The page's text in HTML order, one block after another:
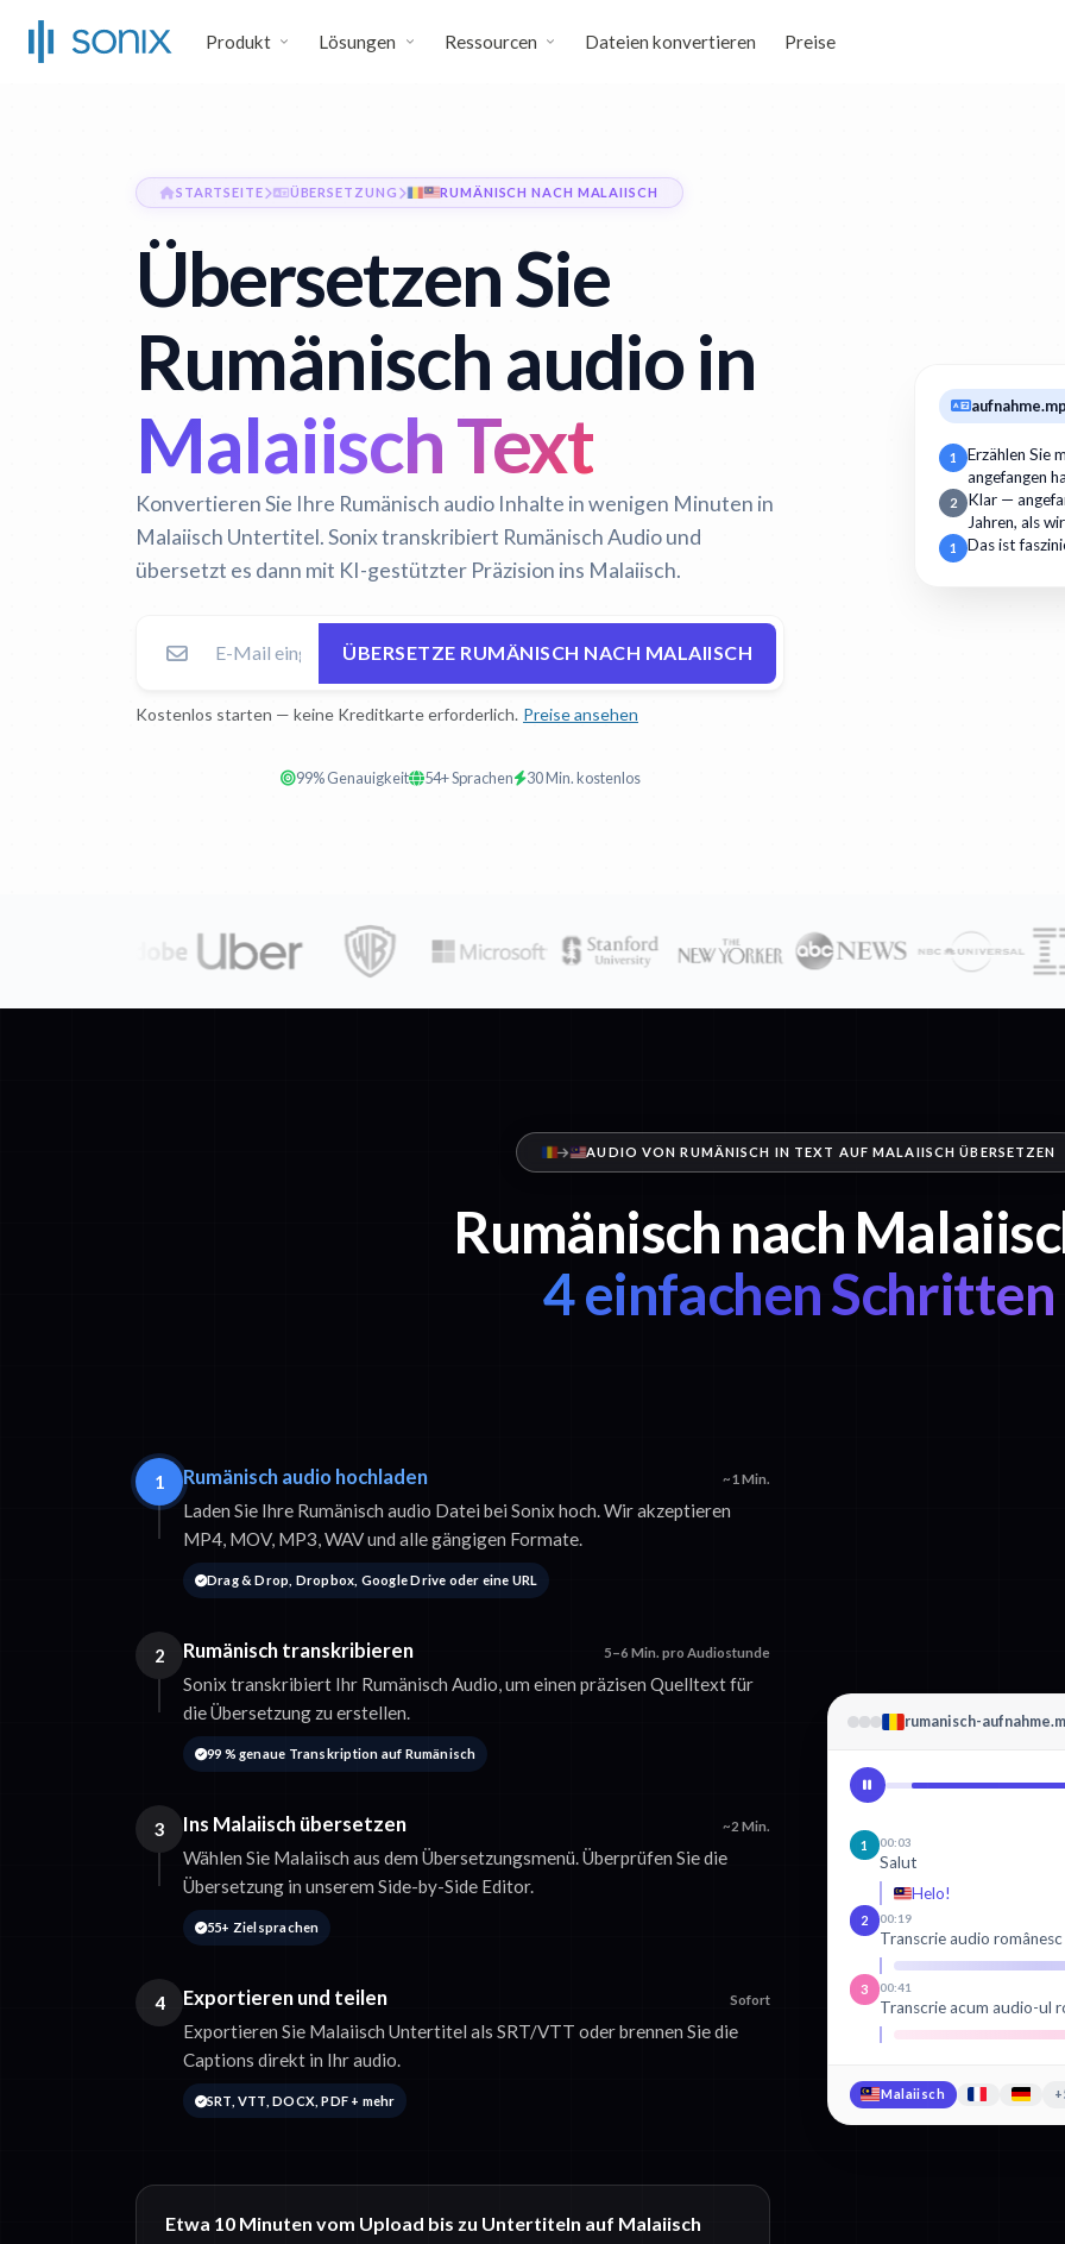
Produkt Lösungen Ressourcen Dateien konvertieren Preise
STARTSEITE ÜBERSETZUNG RUMÄNISCH NACH MALAIISCH
Übersetzen Sie
Rumänisch audio in
Malaiisch Text
Konvertieren Sie Ihre Rumänisch audio Inhalte in wenigen Minuten in
Malaiisch Untertitel. Sonix transkribiert Rumänisch Audio und
übersetzt es dann mit KI-gestützter Präzision ins Malaiisch.
ÜBERSETZE RUMÄNISCH NACH MALAIISCH
Kostenlos starten — keine Kreditkarte erforderlich. Preise ansehen
99% Genauigkeit 54+ Sprachen 30 Min. kostenlos
1
Erzählen Sie
angefangen
2
Klar —
Jahren, als
1 Das ist
AUDIO VON RUMÄNISCH IN TEXT AUF MALAIISCH ÜBERSETZEN
Rumänisch nach
4 einfachen Schritten
1 Rumänisch audio hochladen ~1 Min.
Laden Sie Ihre Rumänisch audio Datei bei Sonix hoch. Wir akzeptieren
MP4, MOV, MP3, WAV und alle gängigen Formate.
Drag & Drop, Dropbox, Google Drive oder eine URL
2 Rumänisch transkribieren 5–6 Min. pro Audiostunde
Sonix transkribiert Ihr Rumänisch Audio, um einen präzisen Quelltext für
die Übersetzung zu erstellen.
99 % genaue Transkription auf Rumänisch
3 Ins Malaiisch übersetzen ~2 Min.
Wählen Sie Malaiisch aus dem Übersetzungsmenü. Überprüfen Sie die
Übersetzung in unserem Side-by-Side Editor.
55+ Zielsprachen
4 Exportieren und teilen Sofort
Exportieren Sie Malaiisch Untertitel als SRT/VTT oder brennen Sie die
Captions direkt in Ihr audio.
SRT, VTT, DOCX, PDF + mehr
Etwa 10 Minuten vom Upload bis zu Untertiteln auf Malaiisch
rumanisch-
1 00:03
Salut
Helo!
2 00:19
Transcrie audio românesc
3 00:41
Transcrie acum audio-ul
Malaiisch